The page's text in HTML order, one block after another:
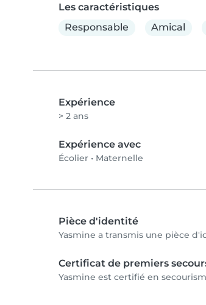
Les caractéristiques
Responsable
Amical
Expérience
> 2 ans
Expérience avec
Écolier • Maternelle
Pièce d'identité
Yasmine a transmis une pièce
Certificat de premiers
Yasmine est certifié en